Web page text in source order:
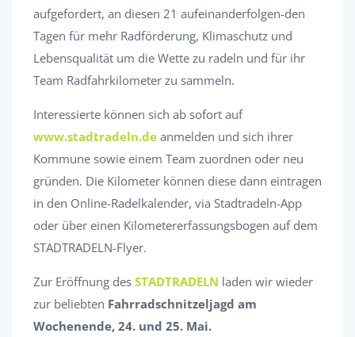
aufgefordert, an diesen 21 aufeinanderfolgen-den
Tagen für mehr Radförderung, Klimaschutz und
Lebensqualität um die Wette zu radeln und für ihr
Team Radfahrkilometer zu sammeln.
Interessierte können sich ab sofort auf
www.stadtradeln.de anmelden und sich ihrer
Kommune sowie einem Team zuordnen oder neu
gründen. Die Kilometer können diese dann eintragen
in den Online-Radelkalender, via Stadtradeln-App
oder über einen Kilometererfassungsbogen auf dem
STADTRADELN-Flyer.
Zur Eröffnung des STADTRADELN laden wir wieder
zur beliebten Fahrradschnitzeljagd am
Wochenende, 24. und 25. Mai.